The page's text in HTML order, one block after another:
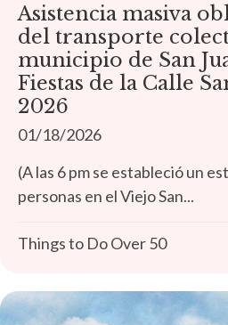
Asistencia masiva
del transporte
municipio de San
Fiestas de la Calle
2026
01/18/2026
(A las 6 pm se estableció un
personas en el Viejo San...
Things to Do Over 50